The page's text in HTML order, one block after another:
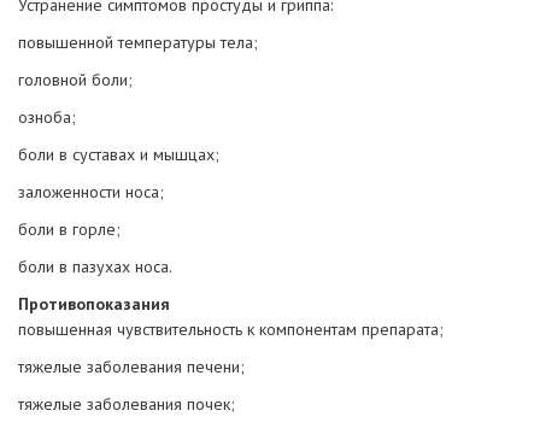
Устранение симптомов простуды и гриппа:
повышенной температуры тела;
головной боли;
озноба;
боли в суставах и мышцах;
заложенности носа;
боли в горле;
боли в пазухах носа.
Противопоказания
повышенная чувствительность к компонентам препарата;
тяжелые заболевания печени;
тяжелые заболевания почек;